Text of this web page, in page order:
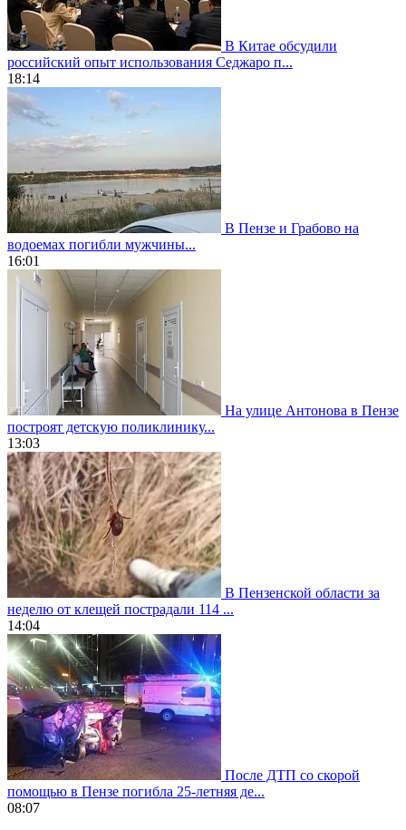
В Китае обсудили
российский опыт использования Седжаро п...
18:14
В Пензе и Грабово на
водоемах погибли мужчины...
16:01
На улице Антонова в Пензе
построят детскую поликлинику...
13:03
В Пензенской области за
неделю от клещей пострадали 114 ...
14:04
После ДТП со скорой
помощью в Пензе погибла 25-летняя де...
08:07